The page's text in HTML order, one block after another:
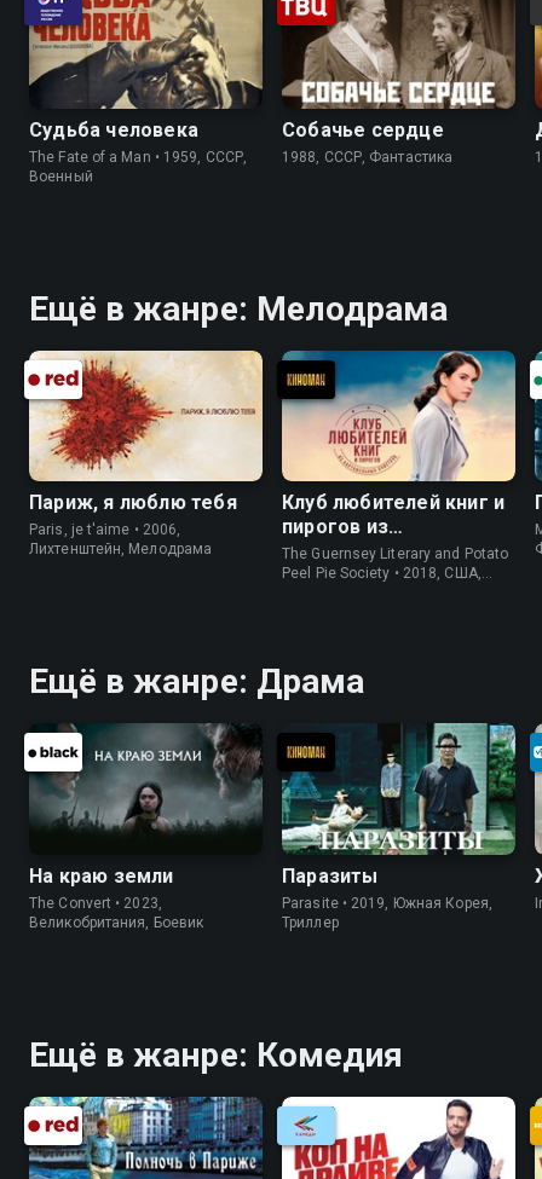
Судьба человека
The Fate of a Man • 1959, СССР,
Военный
Собачье сердце
1988, СССР, Фантастика
Ещё в жанре: Мелодрама
Париж, я люблю тебя
Paris, je t'aime • 2006,
Лихтенштейн, Мелодрама
Клуб любителей книг и
пирогов из
картофельных
очистков
The Guernsey Literary and Potato
Peel Pie Society • 2018, США,
Ещё в жанре: Драма
На краю земли
The Convert • 2023,
Великобритания, Боевик
Паразиты
Parasite • 2019, Южная Корея,
Триллер
Ещё в жанре: Комедия